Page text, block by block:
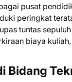
pusat
peringkat
tuntas
biaya
Bidang